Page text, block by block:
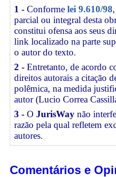
1 - Conforme lei 9.610/98
parcial ou integral desta
constitui ofensa aos seus
link localizado na parte
o autor do texto.
2 - Entretanto, de acordo
direitos autorais a citação
polêmica, na medida
autor (Lucio Correa
3 - O JurisWay não
razão pela qual refletem
autores.
Comentários e